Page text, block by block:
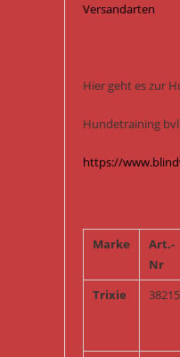
Versandarten
Hier geht es zur
Hundetraining
https://
Marke
Art.-
Nr
Trixie 38215